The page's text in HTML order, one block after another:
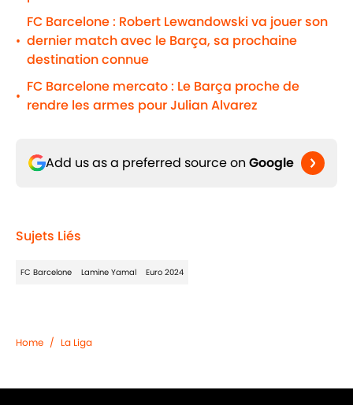
•
FC Barcelone : Robert Lewandowski va jouer son
dernier match avec le Barça, sa prochaine
destination connue
•
FC Barcelone mercato : Le Barça proche de
rendre les armes pour Julian Alvarez
Add us as a preferred source on Google
Sujets Liés
FC Barcelone Lamine Yamal Euro 2024
Home / La Liga